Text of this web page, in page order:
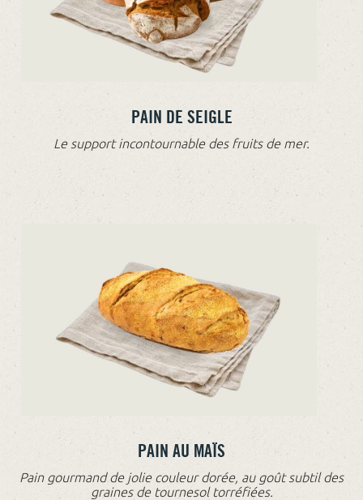
PAIN DE SEIGLE
Le support incontournable des fruits de mer.
PAIN AU MAÏS
Pain gourmand de jolie couleur dorée, au goût subtil des
graines de tournesol torréfiées.